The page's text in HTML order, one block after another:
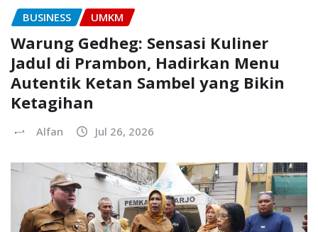
BUSINESS UMKM
Warung Gedheg: Sensasi Kuliner
Jadul di Prambon, Hadirkan Menu
Autentik Ketan Sambel yang Bikin
Ketagihan
Alfan Jul 26, 2026